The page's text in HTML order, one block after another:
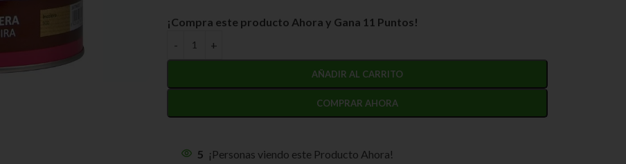
¡Compra este producto Ahora y Gana 11 Puntos!
AÑADIR AL CARRITO
COMPRAR AHORA
5 ¡Personas viendo este Producto Ahora!